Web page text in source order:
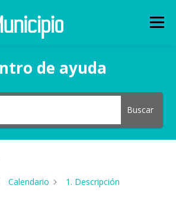
Menu
de ayuda
Buscar
Calendario
1. Descripción